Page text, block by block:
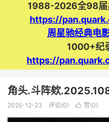
1988-2026全98届
https://
周星驰经典电
1000+纪
https://
角头.斗阵欸
2025-12-23 评论(0)  赞(0)